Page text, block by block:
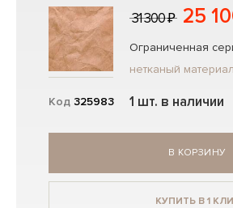
Код 325983
31 300 ₽ 25
Ограниченная
нетканый
1 шт. в наличии
В КОРЗИНУ
КУПИТЬ В 1